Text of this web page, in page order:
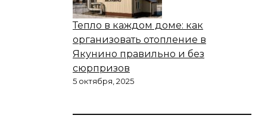
Тепло в каждом доме: как
организовать отопление в
Якунино правильно и без
сюрпризов
5 октября, 2025